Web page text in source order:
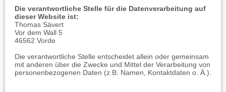
Die verantwortliche Stelle für die Datenverarbeitung auf
dieser Website ist:
Thomas Sävert
Vor dem Wall 5
46562 Vorde
Die verantwortliche Stelle entscheidet allein oder gemeinsam
mit anderen über die Zwecke und Mittel der Verarbeitung von
personenbezogenen Daten (z.B. Namen, Kontaktdaten o. Ä.).